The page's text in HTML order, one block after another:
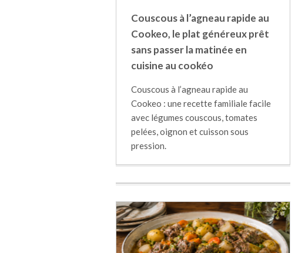
Couscous à l’agneau rapide au
Cookeo, le plat généreux prêt
sans passer la matinée en
cuisine au cookéo
Couscous à l’agneau rapide au
Cookeo : une recette familiale facile
avec légumes couscous, tomates
pelées, oignon et cuisson sous
pression.